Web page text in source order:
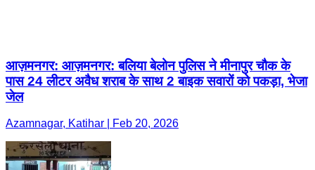
आज़मनगर: आज़मनगर: बलिया बेलोन पुलिस ने मीनापुर चौक के
पास 24 लीटर अवैध शराब के साथ 2 बाइक सवारों को पकड़ा, भेजा
जेल
Azamnagar, Katihar | Feb 20, 2026